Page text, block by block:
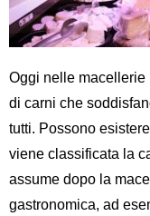
Oggi nelle macellerie
di carni che
tutti. Possono
viene classificata la
assume dopo la
gastronomica, ad